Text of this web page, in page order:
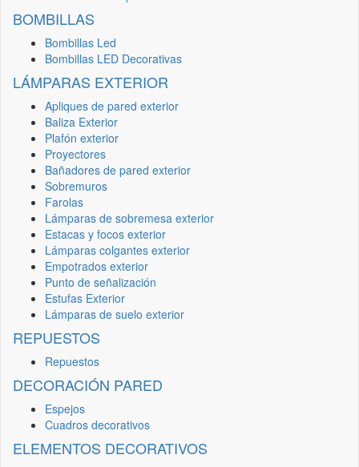
BOMBILLAS
Bombillas Led
Bombillas LED Decorativas
LÁMPARAS EXTERIOR
Apliques de pared exterior
Baliza Exterior
Plafón exterior
Proyectores
Bañadores de pared exterior
Sobremuros
Farolas
Lámparas de sobremesa exterior
Estacas y focos exterior
Lámparas colgantes exterior
Empotrados exterior
Punto de señalización
Estufas Exterior
Lámparas de suelo exterior
REPUESTOS
Repuestos
DECORACIÓN PARED
Espejos
Cuadros decorativos
ELEMENTOS DECORATIVOS